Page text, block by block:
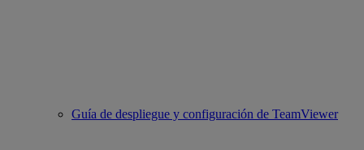
Guía de despliegue y configuración de TeamViewer